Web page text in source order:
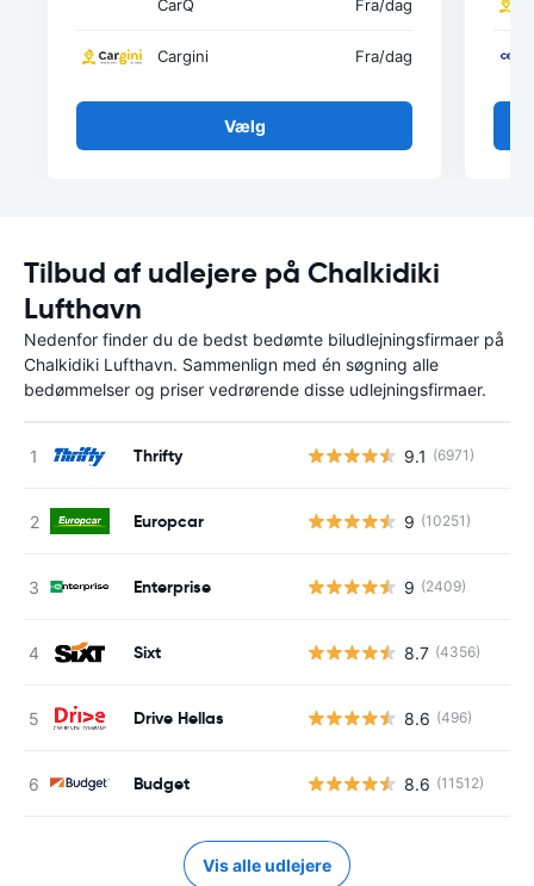
CarQ Fra/dag
Cargini Fra/dag
Vælg
Tilbud af udlejere på Chalkidiki
Lufthavn
Nedenfor finder du de bedst bedømte biludlejningsfirmaer på
Chalkidiki Lufthavn. Sammenlign med én søgning alle
bedømmelser og priser vedrørende disse udlejningsfirmaer.
Thrifty 9.1 (6971)
Europcar 9 (10251)
Enterprise 9 (2409)
Sixt 8.7 (4356)
Drive Hellas 8.6 (496)
Budget 8.6 (11512)
Vis alle udlejere